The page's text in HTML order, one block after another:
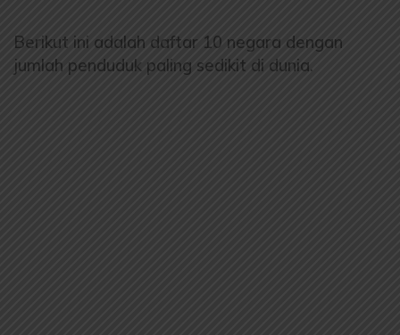
Berikut ini adalah daftar 10 negara dengan
jumlah penduduk paling sedikit di dunia.